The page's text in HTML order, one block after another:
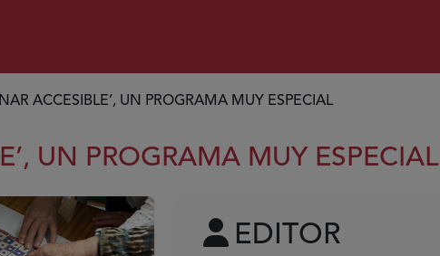
ACCESIBLE’, UN PROGRAMA MUY ESPECIAL
UN PROGRAMA MUY ESPECIAL
EDITOR